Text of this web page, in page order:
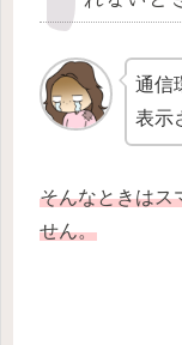
通信
表示
そんなときはス
せん。